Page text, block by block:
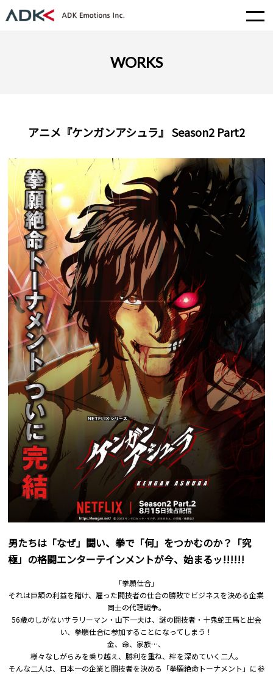
WORKS
アニメ『ケンガンアシュラ』 Season2 Part2
男たちは「なぜ」闘い、拳で「何」をつかむのか？「究
極」の格闘エンターテインメントが今、始まるッ!!!!!!
「拳願仕合」
それは巨額の利益を賭け、雇った闘技者の仕合の勝敗でビジネスを決める企業
同士の代理戦争。
56歳のしがないサラリーマン・山下一夫は、謎の闘技者・十鬼蛇王馬と出会
い、拳願仕合に参加することになってしまう！
金、命、家族…、
様々なしがらみを乗り越え、勝利を重ね、絆を深めていく二人。
そんな二人は、日本一の企業と闘技者を決める「拳願絶命トーナメント」に参